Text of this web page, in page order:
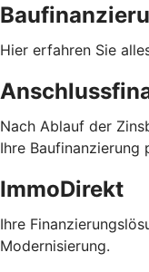
Hier erfahren Sie
Nach Ablauf der
Ihre Baufinanzierung
ImmoDirekt
Ihre
Modernisierung.